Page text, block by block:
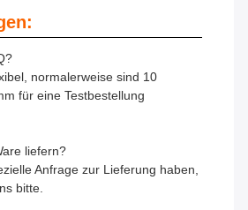
normalerweise sind 10
für eine Testbestellung
liefern?
Anfrage zur Lieferung haben,
bitte.